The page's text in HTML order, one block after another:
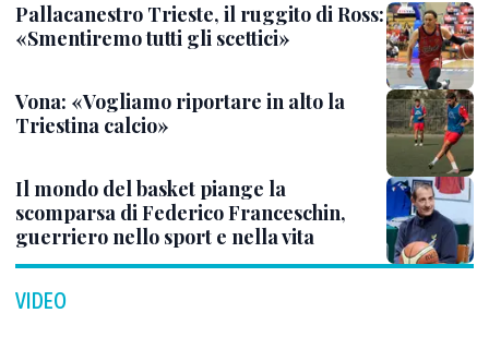
Pallacanestro Trieste, il ruggito di Ross:
«Smentiremo tutti gli scettici»
Vona: «Vogliamo riportare in alto la
Triestina calcio»
Il mondo del basket piange la
scomparsa di Federico Franceschin,
guerriero nello sport e nella vita
VIDEO